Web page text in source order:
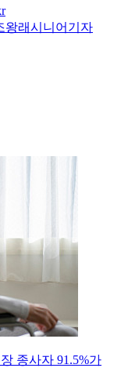
왕래시니어기자
종사자 91.5%가